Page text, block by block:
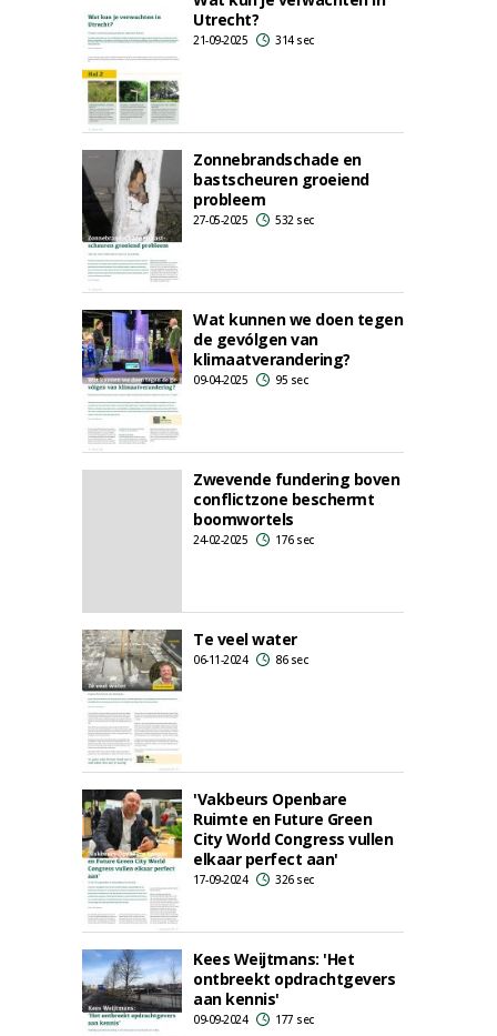
Utrecht?
21-09-2025 314 sec
Zonnebrandschade en
bastscheuren groeiend
probleem
27-05-2025 532 sec
Wat kunnen we doen tegen
de gevólgen van
klimaatverandering?
09-04-2025 95 sec
Zwevende fundering boven
conflictzone beschermt
boomwortels
24-02-2025 176 sec
Te veel water
06-11-2024 86 sec
'Vakbeurs Openbare
Ruimte en Future Green
City World Congress vullen
elkaar perfect aan'
17-09-2024 326 sec
Kees Weijtmans: 'Het
ontbreekt opdrachtgevers
aan kennis'
09-09-2024 177 sec